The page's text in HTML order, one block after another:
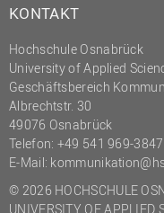
KONTAKT
Hochschule Osnabrück
University of Applied
Geschäftsbereich
Albrechtstr. 30
49076 Osnabrück
Telefon: +49 541 969-3847
E-Mail:
© 2026 HOCHSCHULE
UNIVERSITY OF APPLIED